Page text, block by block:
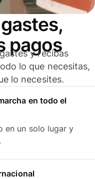
pagos
y recibas
lo que necesitas,
lo necesites.
en todo el
en un solo lugar y